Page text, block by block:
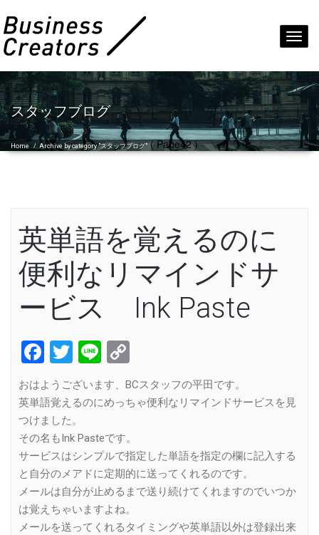
スタッフブログ
Home /Archive by category "スタッフブログ"( Page42 )
英単語を覚えるのに
便利なリマインドサ
ービス Ink Paste
Facebook
Twitter
Line
Link
おはようございます、BCスタッフの平田です。
英単語覚えるのにめっちゃ便利なリマインドサービスを見
つけました。
その名もInk Pasteです。
サービスはシンプルで指定した単語を指定の欄に記入する
と自分のメアドに定期的に送ってくれるのです。
メールは自分が止めるまで送り続けてくれますのでいつか
は覚えちゃいますよね。
メールを送ってくれるタイミングや英単語以外は登録出来